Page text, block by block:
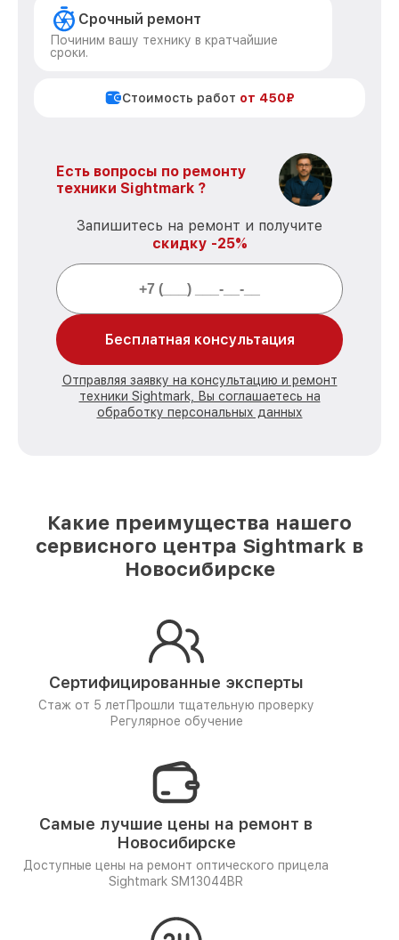
Срочный ремонт
Починим вашу технику в кратчайшие
сроки.
Стоимость работ от 450₽
Есть вопросы по ремонту
техники Sightmark ?
Запишитесь на ремонт и получите
скидку -25%
Бесплатная консультация
Отправляя заявку на консультацию и ремонт
техники Sightmark, Вы соглашаетесь на
обработку персональных данных
Какие преимущества нашего
сервисного центра Sightmark в
Новосибирске
Сертифицированные эксперты
Стаж от 5 лет Прошли тщательную проверку
Регулярное обучение
Самые лучшие цены на ремонт в
Новосибирске
Доступные цены на ремонт оптического прицела
Sightmark SM13044BR